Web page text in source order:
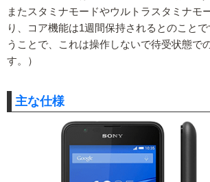
またスタミナモードやウルトラスタミナモ
り、コア機能は1週間保持されるとのこと
うことで、これは操作しないで待受状態で
す。）
主な仕様